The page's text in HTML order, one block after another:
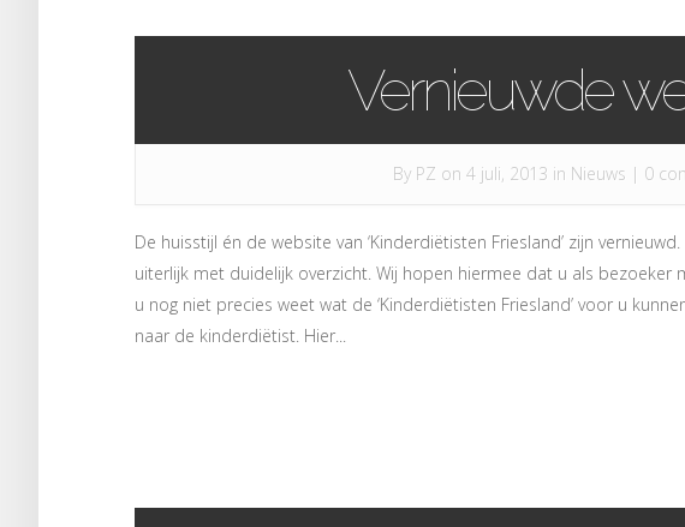
Vernieuwde
By PZ on 4 juli, 2013 in Nieuws | 0
De huisstijl én de website van ‘Kinderdiëtisten Friesland’ zijn
uiterlijk met duidelijk overzicht. Wij hopen hiermee dat u als bezoeker
u nog niet precies weet wat de ‘Kinderdiëtisten Friesland’ voor u
naar de kinderdiëtist. Hier...